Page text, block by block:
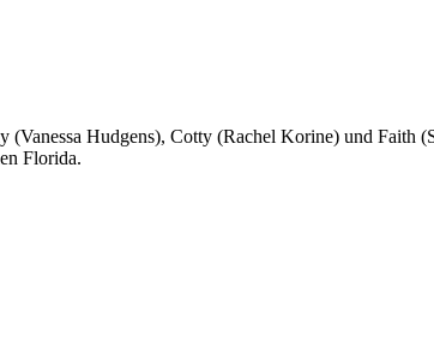
Hudgens), Cotty (Rachel Korine) und Faith
Florida.